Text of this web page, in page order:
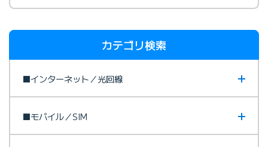
カテゴリ検索
■インターネット／光回線
■モバイル／SIM